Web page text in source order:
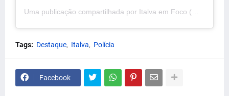
Tags: Destaque Italva Polícia
Facebook